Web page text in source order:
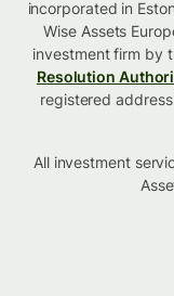
incorporated in
Wise Assets
investment firm by
Resolution
registered
All investment